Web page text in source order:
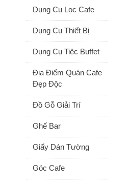
Dụng Cụ Lọc Cafe
Dụng Cụ Thiết Bị
Dụng Cụ Tiệc Buffet
Địa Điểm Quán Cafe
Đẹp Độc
Đồ Gỗ Giải Trí
Ghế Bar
Giấy Dán Tường
Góc Cafe